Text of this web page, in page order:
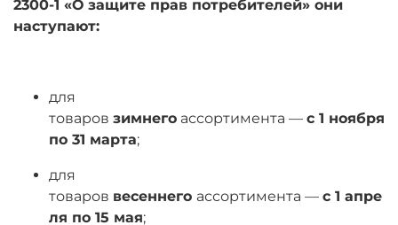
2300-1 «О защите прав потребителей» они
наступают:
для
товаров зимнего ассортимента — с 1 ноября
по 31 марта;
для
товаров весеннего ассортимента — с 1 апре
ля по 15 мая;